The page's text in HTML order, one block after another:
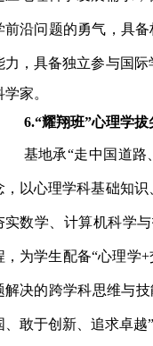
前沿问题的勇气，具
力，具备独立参与国
学家。
6.“耀翔班”心理学
基地承“走中国道路
，以心理学科基础知
实数学、计算机科学
，为学生配备“心理学+
解决的跨学科思维与
、敢于创新、追求卓越